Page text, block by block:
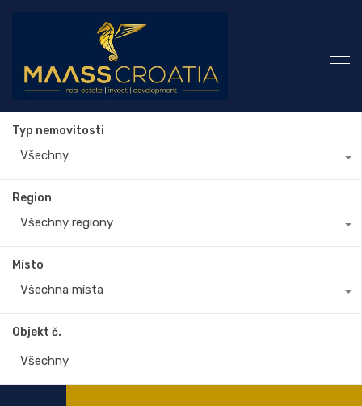
Typ nemovitosti
Všechny
Region
Všechny regiony
Místo
Všechna místa
Objekt č.